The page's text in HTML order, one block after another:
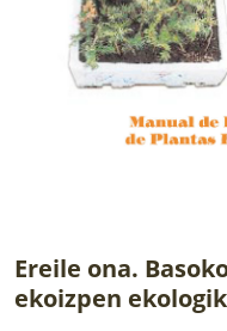
Ereile ona.
ekoizpen